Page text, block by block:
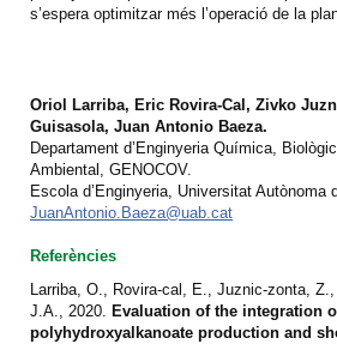
s’espera optimitzar més l’operació de la
Oriol Larriba, Eric Rovira-Cal, Zivko
Guisasola, Juan Antonio Baeza.
Departament d’Enginyeria Química,
Ambiental, GENOCOV.
Escola d’Enginyeria, Universitat Autònoma
JuanAntonio.Baeza@uab.cat
Referències
Larriba, O., Rovira-cal, E., Juznic-zonta,
J.A., 2020. Evaluation of the integration
polyhydroxyalkanoate production and